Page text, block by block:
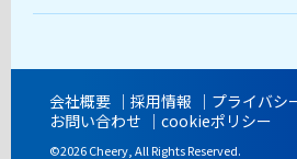
開講時間
会社概要 採用情報
プライバシ
お問い合わせ
cookieポリシー
©2026 Cheery, All Rights Reserved.